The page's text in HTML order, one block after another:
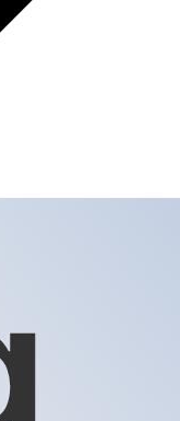
社ランキングでは最
USD です。
ス レートと通貨コ